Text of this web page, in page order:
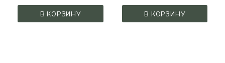
В КОРЗИНУ В КОРЗИНУ